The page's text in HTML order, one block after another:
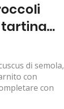
tartina
di semola,
con
con